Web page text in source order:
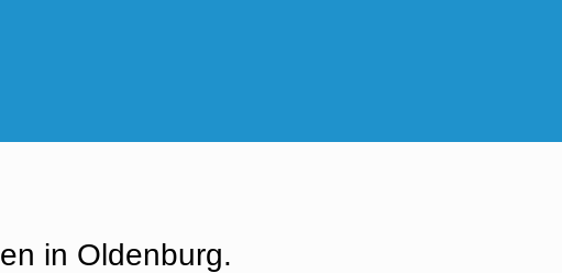
in Oldenburg.